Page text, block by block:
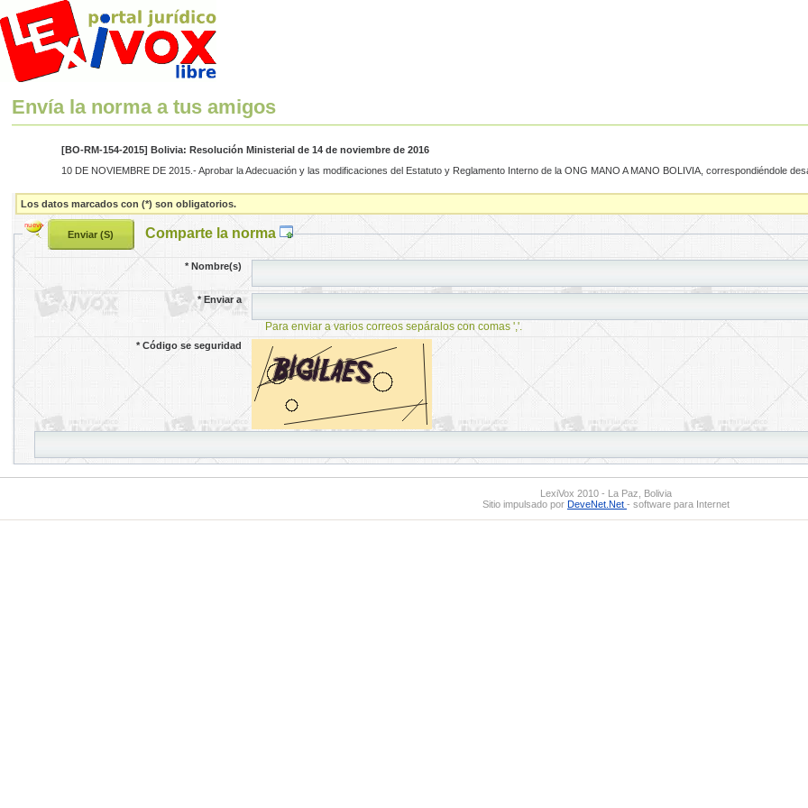
Envía la norma a tus amigos
[BO-RM-154-2015] Bolivia: Resolución Ministerial de 14 de noviembre de 2016
10 DE NOVIEMBRE DE 2015.- Aprobar la Adecuación y las modificaciones del Estatuto y Reglamento Interno de la ONG MANO A MANO BOLIVIA, correspondiéndole
Los datos marcados con (*) son obligatorios.
Comparte la norma
*Nombre(s)
*Enviar a
Para enviar a varios correos sepáralos con comas ','.
*Código se seguridad
LexiVox 2010 - La Paz, Bolivia
Sitio impulsado por DeveNet.Net - software para Internet